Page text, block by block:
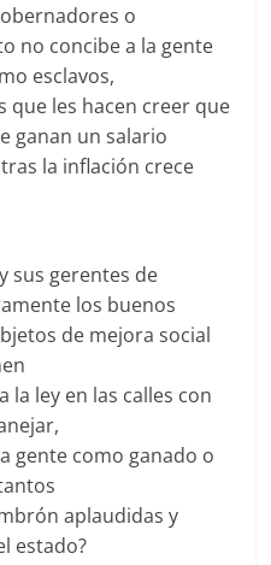
o
no concibe a la gente
esclavos,
que les hacen creer que
ganan un salario
la inflación crece
sus gerentes de
los buenos
de mejora social
la ley en las calles con
gente como ganado o
aplaudidas y
estado?